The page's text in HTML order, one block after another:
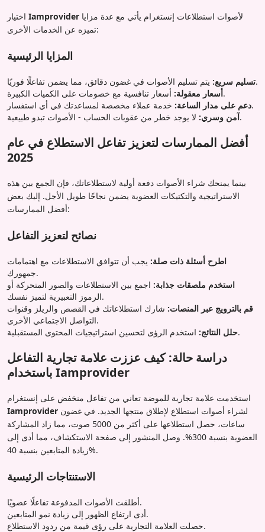
Iamprovider
تميزه عن الخدمات الأخرى:
المزايا الرئيسية
تسليم سريع:يتم تسليم الأصوات في غضون دقائق، مما يضمن تفاعلًا فوريًا.
أسعار معقولة:أسعار تنافسية مع خصومات على الكميات الكبيرة.
دعم على مدار الساعة:خدمة عملاء مخصصة لمساعدتك في أي استفسار.
آمن وسري:لا يوجد خطر من عقوبات الحساب - الأصوات تبدو طبيعية.
أفضل الممارسات لتعزيز تفاعل الاستطلاع في عام
2025
بينما يمنحك شراء الأصوات دفعة أولية لاستطلاعاتك، فإن الجمع بين هذه
الاستراتيجية والتكتيكات العضوية يضمن نجاحًا طويل الأجل. إليك بعض
أفضل الممارسات:
نصائح لتعزيز التفاعل
اطرح أسئلة ذات صلة: يجب أن تتوافق الاستطلاعات مع اهتمامات
جمهورك.
استخدم ملصقات جذابة: اجمع بين الاستطلاعات والصور المتحركة أو
الرموز التعبيرية لتميز نفسك.
قم بالترويج عبر المنصات: شارك استطلاعاتك في القصص والريلز وقنوات
التواصل الاجتماعي الأخرى.
حلل النتائج:استخدم الرؤى لتحسين استراتيجيات المحتوى المستقبلية.
دراسة حالة: كيف عززت علامة تجارية التفاعل
باستخدام Iamprovider
استخدمت علامة تجارية للموضة تعاني من تفاعل منخفض على إنستغرام
Iamprovider
ساعات، حصل استطلاعها على أكثر من 5000 صوت، مما زاد المشاركة
العضوية بنسبة 300%. وصل المنشور إلى صفحة الاستكشاف، مما أدى إلى
زيادة المتابعين بنسبة 40%.
الاستنتاجات الرئيسية
أطلقت الأصوات المدفوعة تفاعلًا عضويًا.
أدى ارتفاع الظهور إلى زيادة نمو المتابعين.
حصلت العلامة التجارية على رؤى قيمة من ردود الاستطلاع.